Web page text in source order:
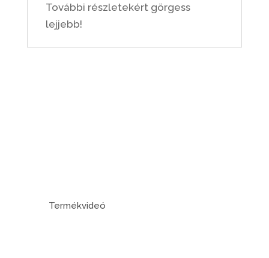
További részletekért görgess
lejjebb!
Termékvideó